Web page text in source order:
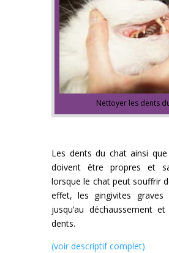
Nettoyer les dents
Les dents du chat ainsi que
doivent être propres et
lorsque le chat peut souffrir
effet, les gingivites graves
jusqu’au déchaussement
dents.
(voir descriptif complet)